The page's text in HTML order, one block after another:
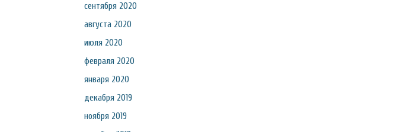
сентября 2020
августа 2020
июля 2020
февраля 2020
января 2020
декабря 2019
ноября 2019